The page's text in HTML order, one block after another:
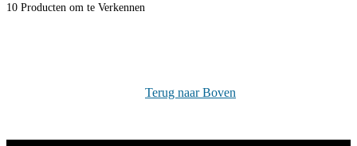
10 Producten om te Verkennen
Terug naar Boven